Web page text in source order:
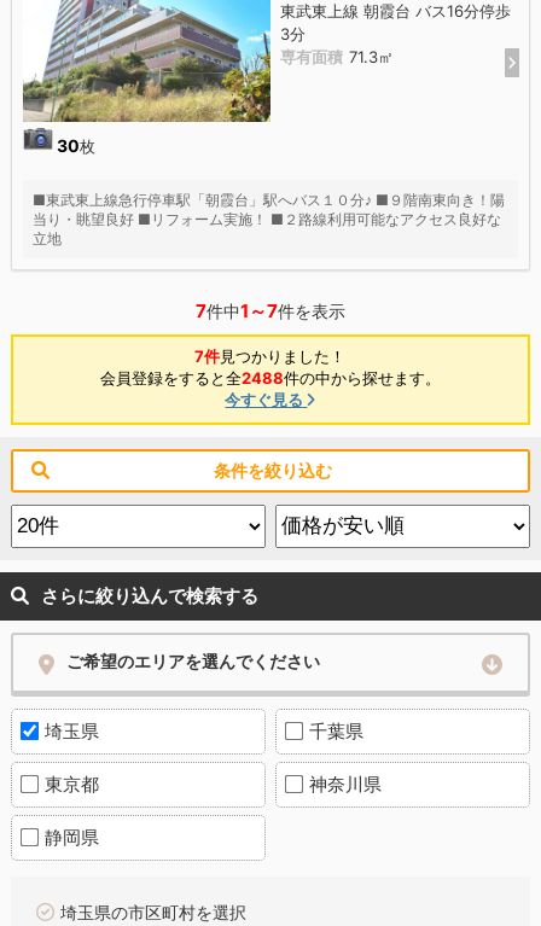
30枚
東武東上線 朝霞台 バス16分停歩
3分
専有面積 71.3㎡
■東武東上線急行停車駅「朝霞台」駅へバス１０分♪ ■９階南東向き！陽
当り・眺望良好 ■リフォーム実施！ ■２路線利用可能なアクセス良好な
立地
7件中1～7件を表示
7件見つかりました！
会員登録をすると全2488件の中から探せます。
今すぐ見る
条件を絞り込む
さらに絞り込んで検索する
ご希望のエリアを選んでください
埼玉県 千葉県
東京都 神奈川県
静岡県
埼玉県の市区町村を選択